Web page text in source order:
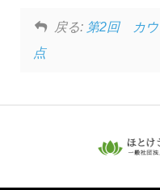
戻る: 第2回 カウ
点